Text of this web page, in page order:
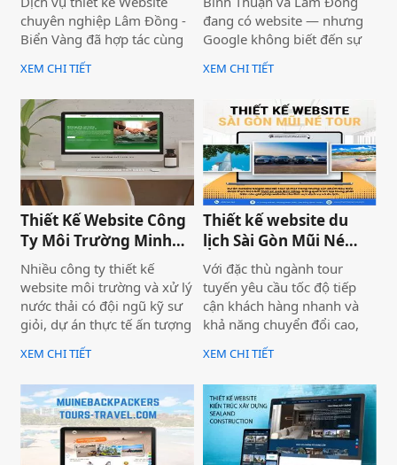
năng của nó trong tương
lai.
chuyên nghiệp Lâm Đồng -
Biển Vàng đã hợp tác cùng
thương hiệu SaiGon
Adventure để triển khai dự
án thiết kế website du lịch
cao cấp tại địa chỉ
saigonadventure.com. Dự
án không chỉ giúp SaiGon
Adventure khẳng định vị
thế dẫn đầu trong mảng
tour trải nghiệm Sài Gòn &
Việt Nam mà còn là minh
chứng cho năng lực công
nghệ và tư duy UX/UI hiện
đại từ Biển Vàng.
XEM CHI TIẾT
đang có website — nhưng
Google không biết đến sự
tồn tại của họ. Không có
khách từ tìm kiếm tự nhiên,
dung đều trở nên vô nghĩa.
Vấn đề không nằm ở nội
dung hay thiếu ngân sách
quảng cáo — mà nằm ngay
ở nền tảng: website chưa
được thiết kế chuẩn SEO
2026 từ đầu.
XEM CHI TIẾT
Thiết Kế Website Công
Ty Môi Trường Minh
Đạt - Lâm Đồng
Nhiều công ty thiết kế
website môi trường và xử lý
nước thải có đội ngũ kỹ sư
giỏi, dự án thực tế ấn tượng
— nhưng website lại sơ sài,
tải chậm, không có trên
Google. Hệ quả là hợp đồng
B2B bị đối thủ có website
chuyên nghiệp hơn giành
mất, dù năng lực kỹ thuật
của bạn hoàn toàn vượt
XEM CHI TIẾT
Thiết kế website du
lịch Sài Gòn Mũi Né
Tour
Với đặc thù ngành tour
tuyến yêu cầu tốc độ tiếp
cận khách hàng nhanh và
khả năng chuyển đổi cao,
dự án không chỉ được xây
dựng như một website giới
thiệu thông tin, mà được
định hướng trở thành một
công cụ hỗ trợ bán hàng
thực tế.
XEM CHI TIẾT